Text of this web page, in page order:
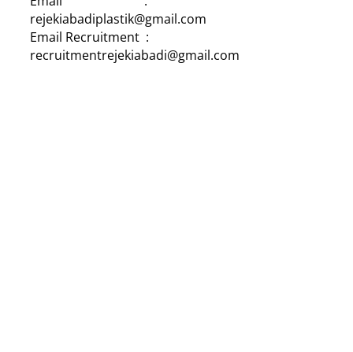
rejekiabadiplastik@gmail.com
Email Recruitment :
recruitmentrejekiabadi@gmail.com